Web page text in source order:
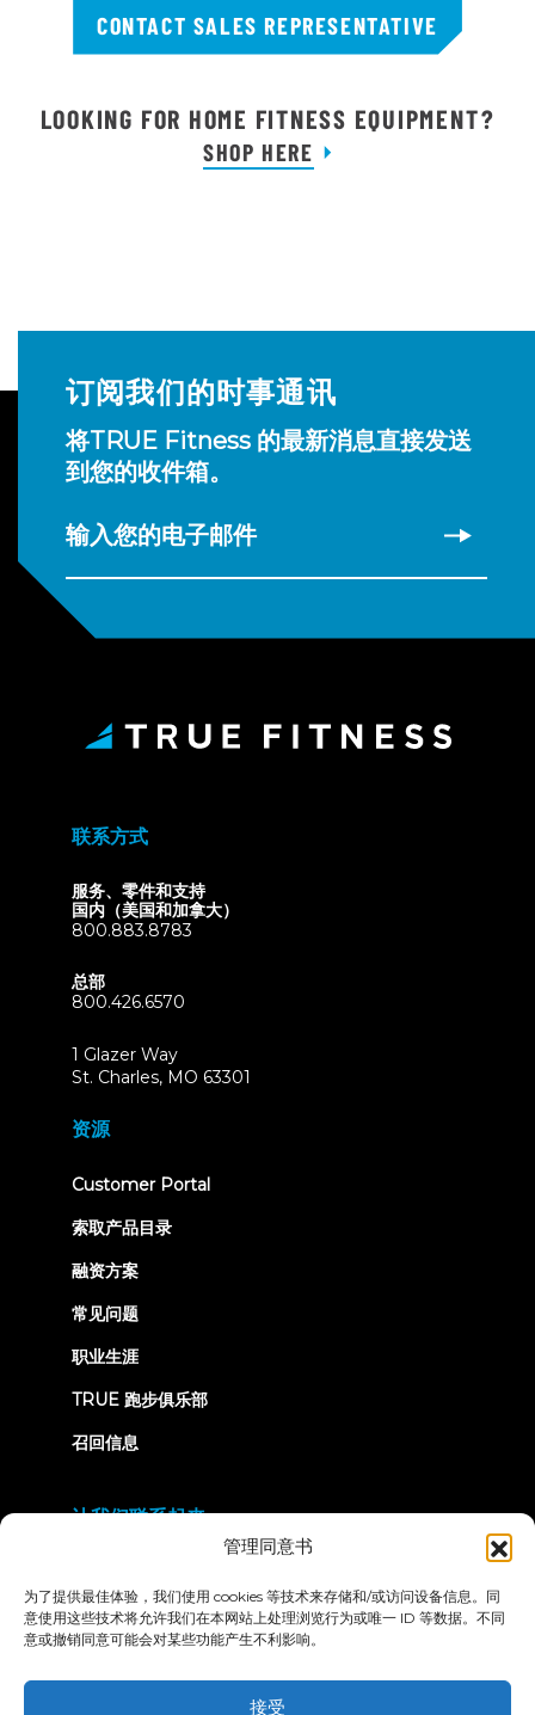
管理同意书
为了提供最佳体验，我们使用 cookies 等技术来存储和/或访问设备信息。同
意使用这些技术将允许我们在本网站上处理浏览行为或唯一 ID 等数据。不同
意或撤销同意可能会对某些功能产生不利影响。
接受
CONTACT SALES REPRESENTATIVE
LOOKING FOR HOME FITNESS EQUIPMENT?
SHOP HERE
订阅我们的时事通讯
将TRUE Fitness 的最新消息直接发送
到您的收件箱。
输入您的电子邮件
联系方式
服务、零件和支持
国内（美国和加拿大）
800.883.8783
总部
800.426.6570
1 Glazer Way
St. Charles, MO 63301
资源
Customer Portal(opens
索取产品目录
融资方案
常见问题
职业生涯
TRUE 跑步俱乐部
召回信息
让我们联系起来
隐私政策
条款和条件
无障碍声明